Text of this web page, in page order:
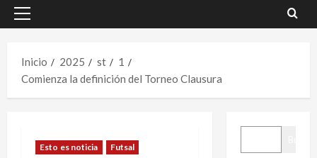
Menú
Inicio
2025 st
1
Comienza la definición del Torneo Clausura
Esto es noticia Futsal